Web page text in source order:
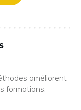
améliorent
formations.